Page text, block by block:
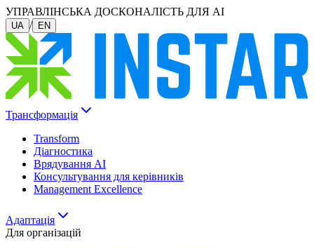
УПРАВЛІНСЬКА ДОСКОНАЛІСТЬ ДЛЯ AI
UA / EN
Трансформація
Transform
Діагностика
Врядування AI
Консультування для керівників
Management Excellence
Адаптація
Для організацій